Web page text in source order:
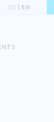
DE EN